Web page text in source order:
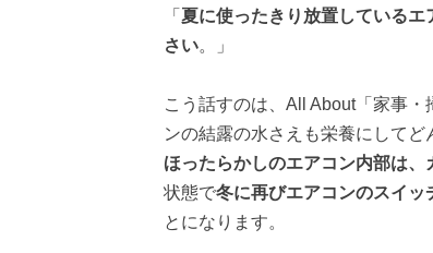
「 夏に使ったきり放置している
さい。」
こう話すのは、All About「家事
ンの結露の水さえも栄養にして
ほったらかしのエアコン内部は、
状態で冬に再びエアコンのスイッ
とになります。